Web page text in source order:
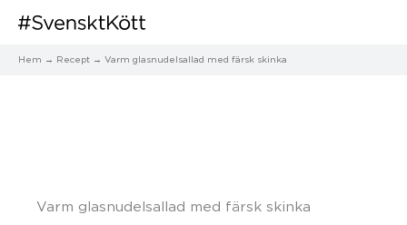
Hem Recept Varm glasnudelsallad med färsk skinka
Varm glasnudelsallad med färsk skinka